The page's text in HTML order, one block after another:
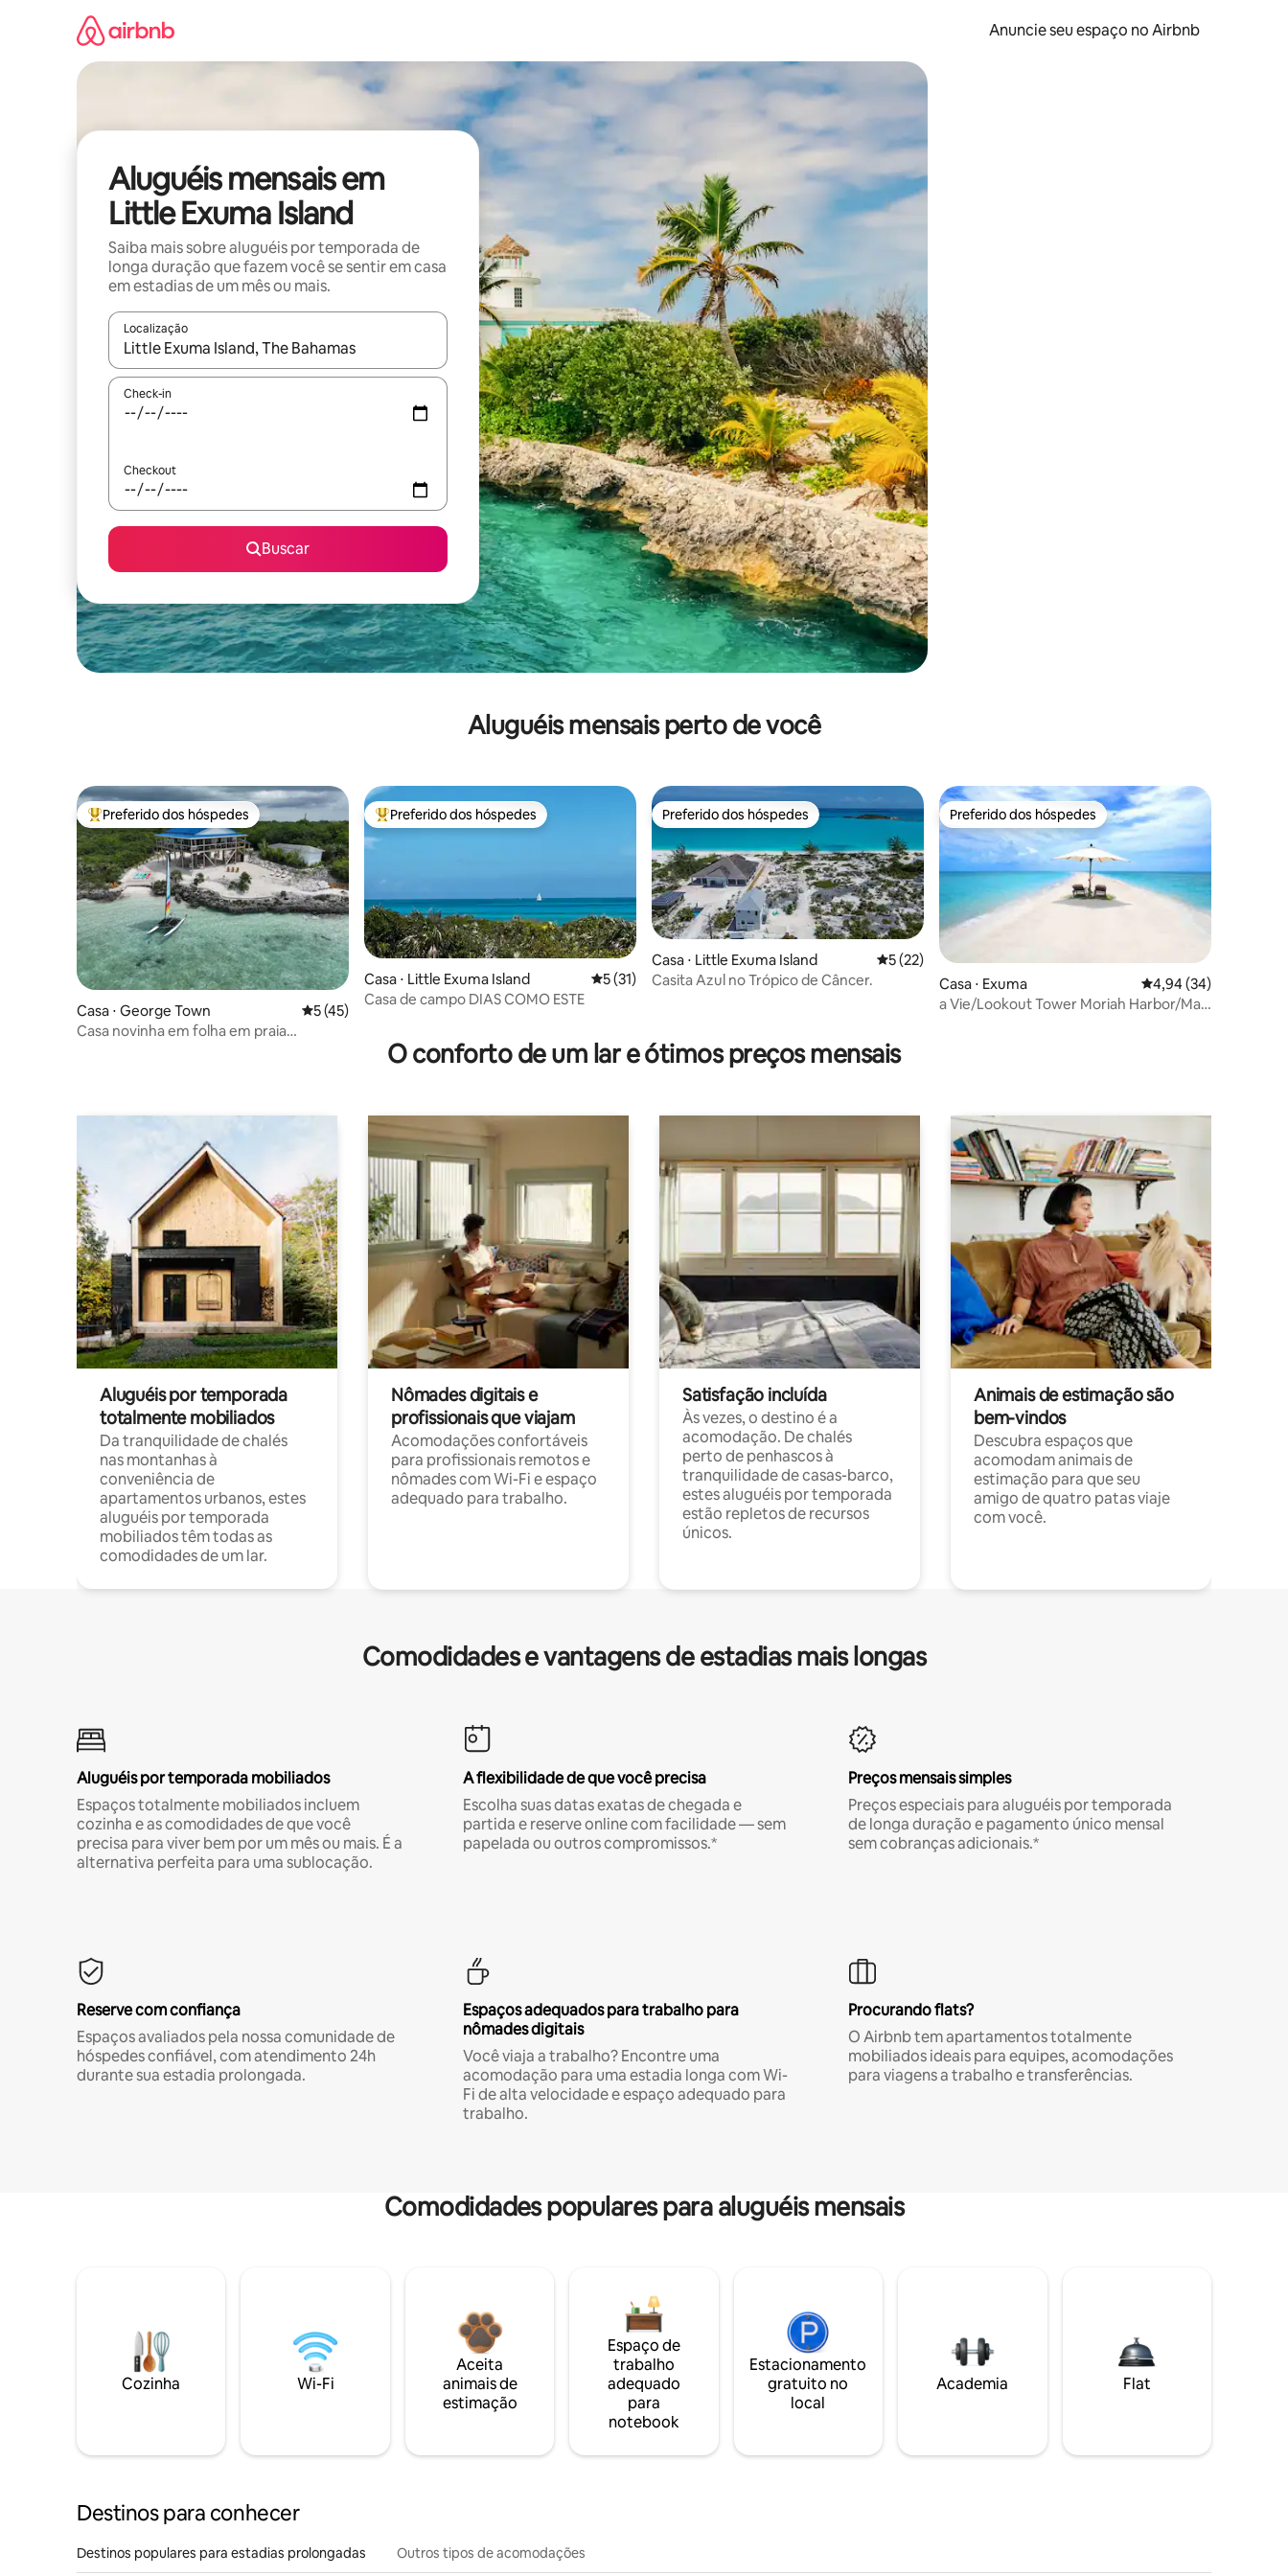
Anuncie seu espaço no Airbnb
Aluguéis mensais em
Little Exuma Island
Saiba mais sobre aluguéis por temporada de
longa duração que fazem você se sentir em casa
em estadias de um mês ou mais.
Localização
Quando os resultados estiverem disponíveis, explore-os usando as seta para cima e para baixo do teclado ou tocando e deslizando o dedo na tela.
Check-in
Checkout
Buscar
Aluguéis mensais perto de você
Entre os melhores preferidos dos hóspedes
Preferido dos hóspedes
Casa ⋅ George Town 5 de uma avaliação média de 5, 45 avaliações
5 (45)
Casa novinha em folha em praia
Entre os melhores preferidos dos hóspedes
Preferido dos hóspedes
Casa ⋅ Little Exuma Island 5 de uma avaliação média de 5, 31 avaliações
5 (31)
Casa de campo DIAS COMO ESTE
Preferido dos hóspedes
Preferido dos hóspedes
Casa ⋅ Little Exuma Island 5 de uma avaliação média de 5, 22 avaliações
5 (22)
Casita Azul no Trópico de Câncer.
Preferido dos hóspedes
Preferido dos hóspedes
Casa ⋅ Exuma 4,94 de uma
4,94 (34)
a Vie/Lookout Tower Moriah Harbor/Man
O conforto de um lar e ótimos preços mensais
Aluguéis por temporada
totalmente mobiliados
Da tranquilidade de chalés
nas montanhas à
conveniência de
apartamentos urbanos, estes
aluguéis por temporada
mobiliados têm todas as
comodidades de um lar.
Nômades digitais e
profissionais que viajam
Acomodações confortáveis
para profissionais remotos e
nômades com Wi-Fi e espaço
adequado para trabalho.
Satisfação incluída
Às vezes, o destino é a
acomodação. De chalés
perto de penhascos à
tranquilidade de casas-barco,
estes aluguéis por temporada
estão repletos de recursos
únicos.
Animais de estimação são
bem-vindos
Descubra espaços que
acomodam animais de
estimação para que seu
amigo de quatro patas viaje
com você.
Comodidades e vantagens de estadias mais longas
Aluguéis por temporada mobiliados
Espaços totalmente mobiliados incluem
cozinha e as comodidades de que você
precisa para viver bem por um mês ou mais. É a
alternativa perfeita para uma sublocação.
A flexibilidade de que você precisa
Escolha suas datas exatas de chegada e
partida e reserve online com facilidade — sem
papelada ou outros compromissos.*
Preços mensais simples
Preços especiais para aluguéis por temporada
de longa duração e pagamento único mensal
sem cobranças adicionais.*
Reserve com confiança
Espaços avaliados pela nossa comunidade de
hóspedes confiável, com atendimento 24h
durante sua estadia prolongada.
Espaços adequados para trabalho para
nômades digitais
Você viaja a trabalho? Encontre uma
acomodação para uma estadia longa com Wi-
Fi de alta velocidade e espaço adequado para
trabalho.
Procurando flats?
O Airbnb tem apartamentos totalmente
mobiliados ideais para equipes, acomodações
para viagens a trabalho e transferências.
Comodidades populares para aluguéis mensais
Cozinha Wi-Fi
Aceita
animais de
estimação
Espaço de
trabalho
adequado
para
notebook
Estacionamento
gratuito no
local
Academia Flat
Destinos para conhecer
Destinos populares para estadias prolongadas Outros tipos de acomodações